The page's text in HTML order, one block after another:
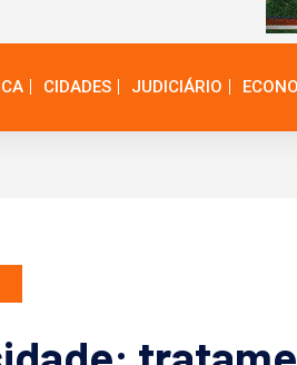
CIDADES JUDICIÁRIO